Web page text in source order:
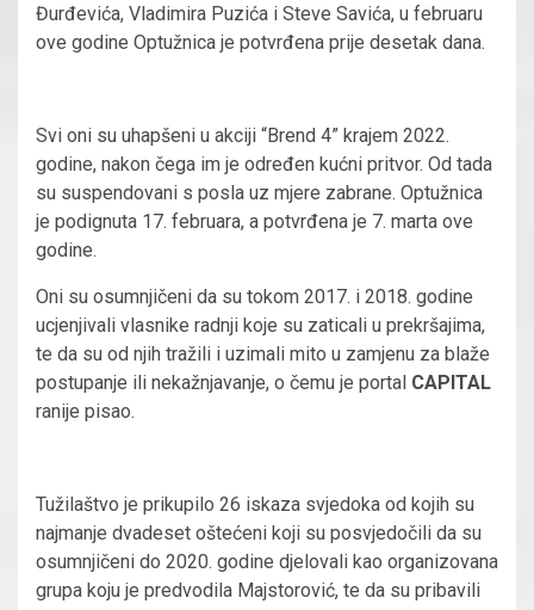
Đurđevića, Vladimira Puzića i Steve Savića, u februaru
ove godine Optužnica je potvrđena prije desetak dana.
Svi oni su uhapšeni u akciji “Brend 4” krajem 2022.
godine, nakon čega im je određen kućni pritvor. Od tada
su suspendovani s posla uz mjere zabrane. Optužnica
je podignuta 17. februara, a potvrđena je 7. marta ove
godine.
Oni su osumnjičeni da su tokom 2017. i 2018. godine
ucjenjivali vlasnike radnji koje su zaticali u prekršajima,
te da su od njih tražili i uzimali mito u zamjenu za blaže
postupanje ili nekažnjavanje, o čemu je portal CAPITAL
ranije pisao.
Tužilaštvo je prikupilo 26 iskaza svjedoka od kojih su
najmanje dvadeset oštećeni koji su posvjedočili da su
osumnjičeni do 2020. godine djelovali kao organizovana
grupa koju je predvodila Majstorović, te da su pribavili